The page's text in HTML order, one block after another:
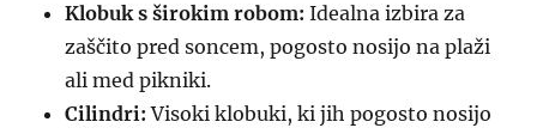
Klobuk s širokim robom: Idealna izbira za
zaščito pred soncem, pogosto nosijo na plaži
ali med pikniki.
Cilindri: Visoki klobuki, ki jih pogosto nosijo